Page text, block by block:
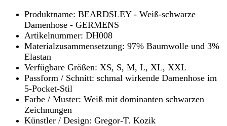
Produktname: BEARDSLEY - Weiß-schwarze
Damenhose - GERMENS
Artikelnummer: DH008
Materialzusammensetzung: 97% Baumwolle und 3%
Elastan
Verfügbare Größen: XS, S, M, L, XL, XXL
Passform / Schnitt: schmal wirkende Damenhose im
5-Pocket-Stil
Farbe / Muster: Weiß mit dominanten schwarzen
Zeichnungen
Künstler / Design: Gregor-T. Kozik